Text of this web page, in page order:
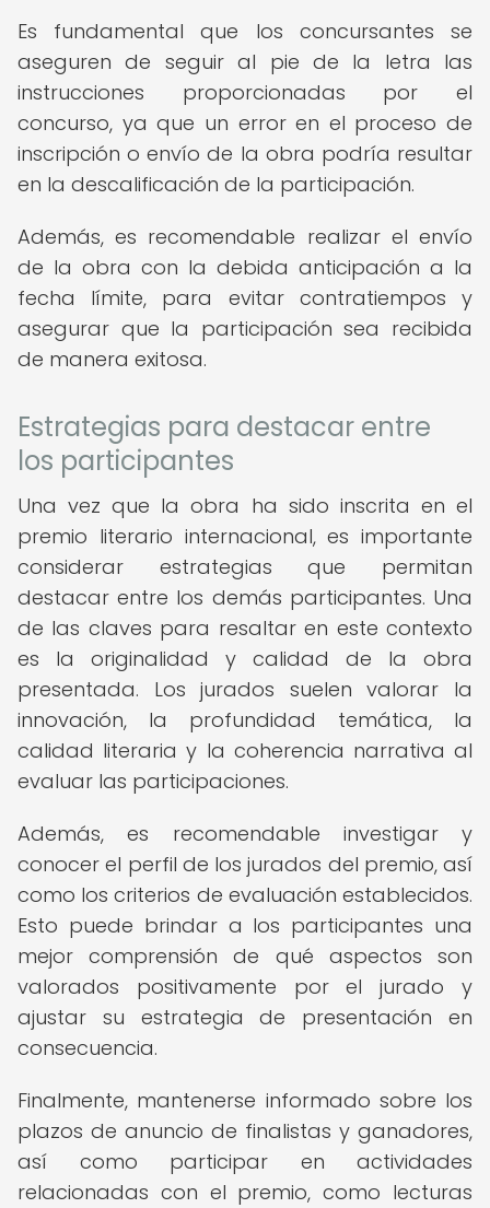
Es fundamental que los concursantes se
aseguren de seguir al pie de la letra las
instrucciones proporcionadas por el
concurso, ya que un error en el proceso de
inscripción o envío de la obra podría resultar
en la descalificación de la participación.
Además, es recomendable realizar el envío
de la obra con la debida anticipación a la
fecha límite, para evitar contratiempos y
asegurar que la participación sea recibida
de manera exitosa.
Estrategias para destacar entre
los participantes
Una vez que la obra ha sido inscrita en el
premio literario internacional, es importante
considerar estrategias que permitan
destacar entre los demás participantes. Una
de las claves para resaltar en este contexto
es la originalidad y calidad de la obra
presentada. Los jurados suelen valorar la
innovación, la profundidad temática, la
calidad literaria y la coherencia narrativa al
evaluar las participaciones.
Además, es recomendable investigar y
conocer el perfil de los jurados del premio, así
como los criterios de evaluación establecidos.
Esto puede brindar a los participantes una
mejor comprensión de qué aspectos son
valorados positivamente por el jurado y
ajustar su estrategia de presentación en
consecuencia.
Finalmente, mantenerse informado sobre los
plazos de anuncio de finalistas y ganadores,
así como participar en actividades
relacionadas con el premio, como lecturas